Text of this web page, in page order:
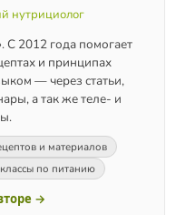
нутрициолог
С 2012 года помогает
и принципах
— через статьи,
а так же теле- и
и материалов
по питанию
→